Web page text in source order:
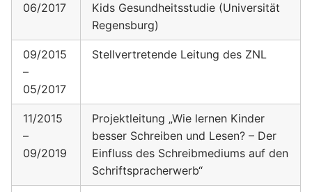
06/2017
Kids Gesundheitsstudie (Universität
Regensburg)
09/2015
–
05/2017
Stellvertretende Leitung des ZNL
11/2015
–
09/2019
Projektleitung „Wie lernen Kinder
besser Schreiben und Lesen? – Der
Einfluss des Schreibmediums auf den
Schriftspracherwerb“